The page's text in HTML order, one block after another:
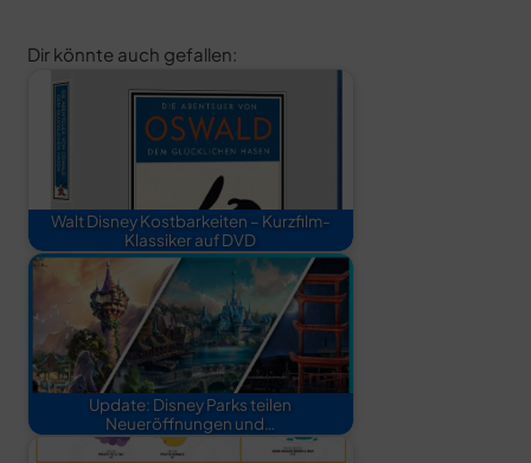
Dir könnte auch gefallen:
Walt Disney Kostbarkeiten – Kurzfilm-
Klassiker auf DVD
Update: Disney Parks teilen
Neueröffnungen und…